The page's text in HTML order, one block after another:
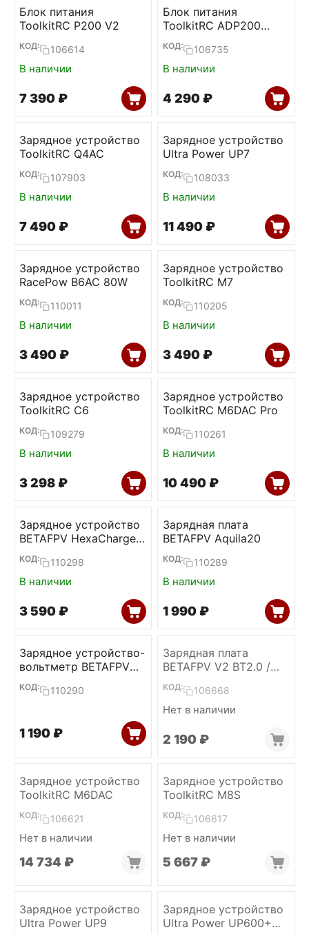
Блок питания
ToolkitRC P200 V2
КОД: 106614
В наличии
7 390 ₽
Блок питания
ToolkitRC ADP200
200W 19,5V 10,3А
КОД: 106735
В наличии
4 290 ₽
Зарядное устройство
ToolkitRC Q4AC
КОД: 107903
В наличии
7 490 ₽
Зарядное устройство
Ultra Power UP7
КОД: 108033
В наличии
11 490 ₽
Зарядное устройство
RacePow B6AC 80W
КОД: 110011
В наличии
3 490 ₽
Зарядное устройство
ToolkitRC M7
КОД: 110205
В наличии
3 490 ₽
Зарядное устройство
ToolkitRC C6
КОД: 109279
В наличии
3 298 ₽
Зарядное устройство
ToolkitRC M6DAC Pro
КОД: 110261
В наличии
10 490 ₽
Зарядное устройство
BETAFPV HexaCharger
Pro (BT2.0, PH2.0)
КОД: 110298
В наличии
3 590 ₽
Зарядная плата
BETAFPV Aquila20
КОД: 110289
В наличии
1 990 ₽
Зарядное устройство-
вольтметр BETAFPV
BT3.0 (with cable)
КОД: 110290
1 190 ₽
Зарядная плата
BETAFPV V2 BT2.0 /
PH2.0
КОД: 106668
Нет в наличии
2 190 ₽
Зарядное устройство
ToolkitRC M6DAC
КОД: 106621
Нет в наличии
14 734 ₽
Зарядное устройство
ToolkitRC M8S
КОД: 106617
Нет в наличии
5 667 ₽
Зарядное устройство
Ultra Power UP9
Зарядное устройство
Ultra Power UP600+